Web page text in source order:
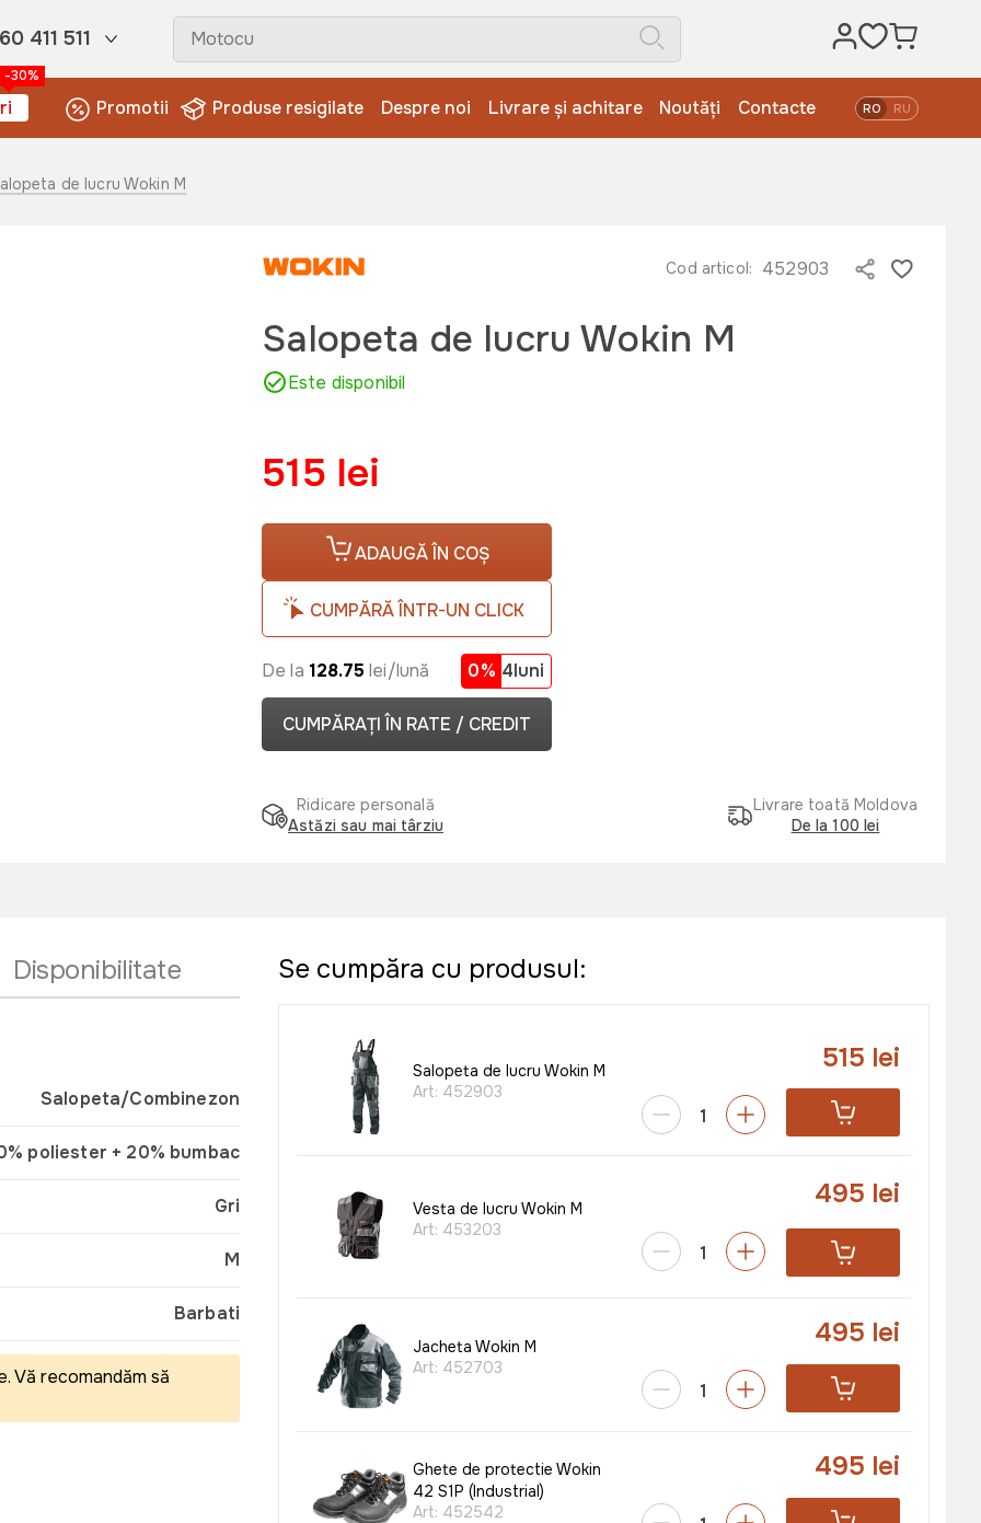
411 511
-30%
Promotii Produse resigilate Despre noi Livrare și achitare Noutăți Contacte RO RU
de lucru Wokin M
Cod articol: 452903
Salopeta de lucru Wokin M
Este disponibil
515 lei
ADAUGĂ ÎN COȘ
CUMPĂRĂ ÎNTR-UN CLICK
De la 128.75 lei/lună 0% 4luni
CUMPĂRAȚI ÎN RATE / CREDIT
Ridicare personală
Astăzi sau mai târziu
Livrare toată Moldova
De la 100 lei
Disponibilitate
Salopeta/Combinezon
poliester + 20% bumbac
Gri
M
Barbati
Vă recomandăm să
Se cumpăra cu produsul:
Salopeta de lucru Wokin M
Art: 452903
515 lei
Vesta de lucru Wokin M
Art: 453203
495 lei
Jacheta Wokin M
Art: 452703
495 lei
Ghete de protectie Wokin
42 S1P (Industrial)
Art: 452542
495 lei